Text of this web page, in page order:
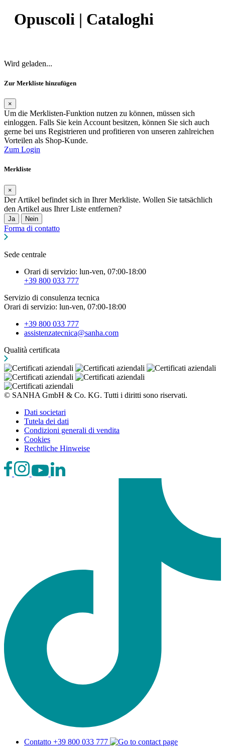
Opuscoli | Cataloghi
Wird geladen...
Zur Merkliste hinzufügen
×
Um die Merklisten-Funktion nutzen zu können, müssen sich
einloggen. Falls Sie kein Account besitzen, können Sie sich auch
gerne bei uns Registrieren und profitieren von unseren zahlreichen
Vorteilen als Shop-Kunde.
Zum Login
Merkliste
×
Der Artikel befindet sich in Ihrer Merkliste. Wollen Sie tatsächlich
den Artikel aus Ihrer Liste entfernen?
Ja Nein
Forma di contatto
Sede centrale
Orari di servizio: lun-ven, 07:00-18:00
+39 800 033 777
Servizio di consulenza tecnica
Orari di servizio: lun-ven, 07:00-18:00
+39 800 033 777
assistenzatecnica@sanha.com
Qualità certificata
© SANHA GmbH & Co. KG. Tutti i diritti sono riservati.
Dati societari
Tutela dei dati
Condizioni generali di vendita
Cookies
Rechtliche Hinweise
Contatto +39 800 033 777